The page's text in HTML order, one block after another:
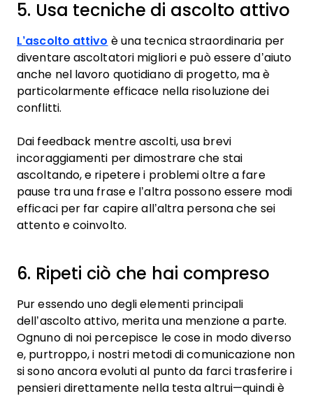
5. Usa tecniche di ascolto attivo
L’ascolto attivo è una tecnica straordinaria per
diventare ascoltatori migliori e può essere d’aiuto
anche nel lavoro quotidiano di progetto, ma è
particolarmente efficace nella risoluzione dei
conflitti.
Dai feedback mentre ascolti, usa brevi
incoraggiamenti per dimostrare che stai
ascoltando, e ripetere i problemi oltre a fare
pause tra una frase e l’altra possono essere modi
efficaci per far capire all’altra persona che sei
attento e coinvolto.
6. Ripeti ciò che hai compreso
Pur essendo uno degli elementi principali
dell’ascolto attivo, merita una menzione a parte.
Ognuno di noi percepisce le cose in modo diverso
e, purtroppo, i nostri metodi di comunicazione non
si sono ancora evoluti al punto da farci trasferire i
pensieri direttamente nella testa altrui—quindi è